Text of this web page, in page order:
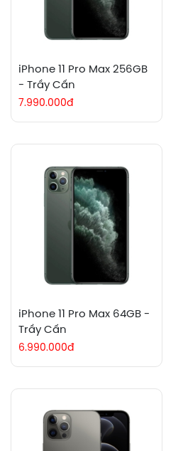
iPhone 11 Pro Max 256GB
- Trầy Cấn
7.990.000đ
iPhone 11 Pro Max 64GB -
Trầy Cấn
6.990.000đ